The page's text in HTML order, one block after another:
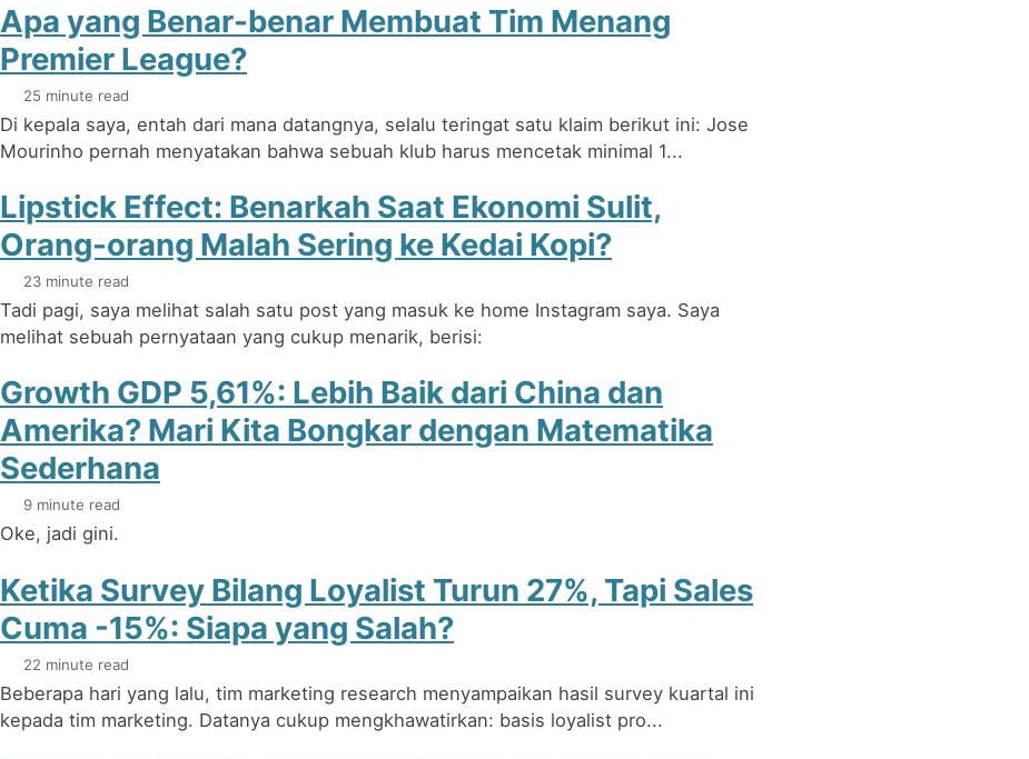
Apa yang Benar-benar Membuat Tim Menang
Premier League?
25 minute read
Di kepala saya, entah dari mana datangnya, selalu teringat satu klaim berikut ini: Jose
Mourinho pernah menyatakan bahwa sebuah klub harus mencetak minimal 1...
Lipstick Effect: Benarkah Saat Ekonomi Sulit,
Orang-orang Malah Sering ke Kedai Kopi?
23 minute read
Tadi pagi, saya melihat salah satu post yang masuk ke home Instagram saya. Saya
melihat sebuah pernyataan yang cukup menarik, berisi:
Growth GDP 5,61%: Lebih Baik dari China dan
Amerika? Mari Kita Bongkar dengan Matematika
Sederhana
9 minute read
Oke, jadi gini.
Ketika Survey Bilang Loyalist Turun 27%, Tapi Sales
Cuma -15%: Siapa yang Salah?
22 minute read
Beberapa hari yang lalu, tim marketing research menyampaikan hasil survey kuartal ini
kepada tim marketing. Datanya cukup mengkhawatirkan: basis loyalist pro...